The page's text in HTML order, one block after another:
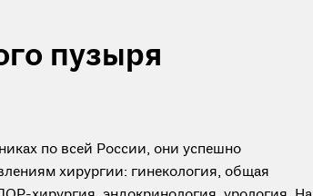
пузыря
по всей России, они успешно
хирургии: гинекология, общая